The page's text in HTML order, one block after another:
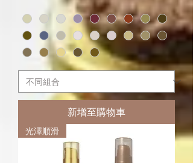
新增至購物車
光澤順滑